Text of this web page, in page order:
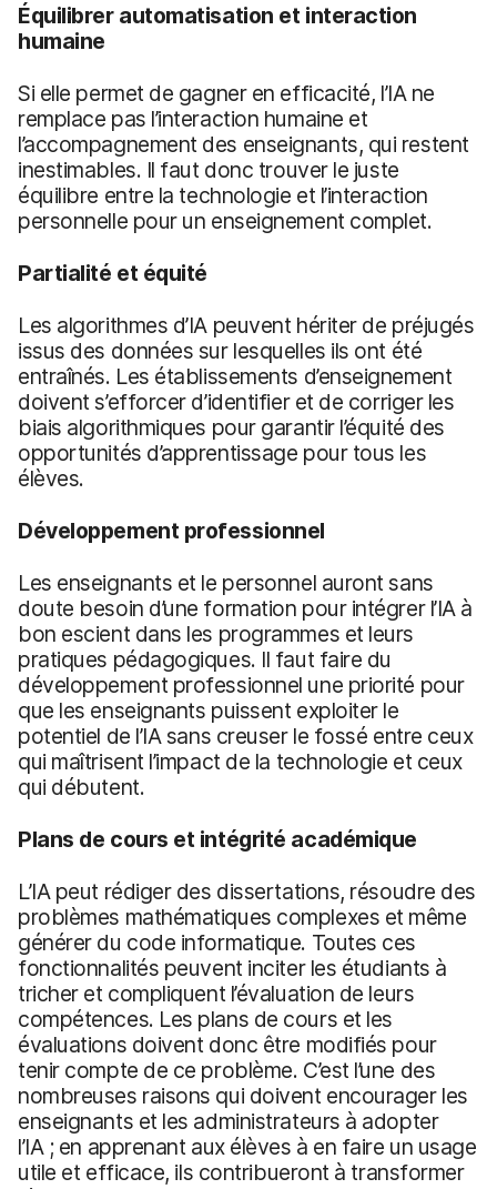
Équilibrer automatisation et interaction
humaine
Si elle permet de gagner en efficacité, l’IA ne
remplace pas l’interaction humaine et
l’accompagnement des enseignants, qui restent
inestimables. Il faut donc trouver le juste
équilibre entre la technologie et l’interaction
personnelle pour un enseignement complet.
Partialité et équité
Les algorithmes d’IA peuvent hériter de préjugés
issus des données sur lesquelles ils ont été
entraînés. Les établissements d’enseignement
doivent s’efforcer d’identifier et de corriger les
biais algorithmiques pour garantir l’équité des
opportunités d’apprentissage pour tous les
élèves.
Développement professionnel
Les enseignants et le personnel auront sans
doute besoin d’une formation pour intégrer l’IA à
bon escient dans les programmes et leurs
pratiques pédagogiques. Il faut faire du
développement professionnel une priorité pour
que les enseignants puissent exploiter le
potentiel de l’IA sans creuser le fossé entre ceux
qui maîtrisent l’impact de la technologie et ceux
qui débutent.
Plans de cours et intégrité académique
L’IA peut rédiger des dissertations, résoudre des
problèmes mathématiques complexes et même
générer du code informatique. Toutes ces
fonctionnalités peuvent inciter les étudiants à
tricher et compliquent l’évaluation de leurs
compétences. Les plans de cours et les
évaluations doivent donc être modifiés pour
tenir compte de ce problème. C’est l’une des
nombreuses raisons qui doivent encourager les
enseignants et les administrateurs à adopter
l’IA ; en apprenant aux élèves à en faire un usage
utile et efficace, ils contribueront à transformer